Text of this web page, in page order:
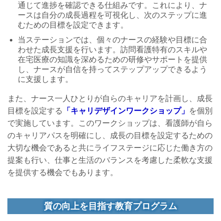
通じて進捗を確認できる仕組みです。これにより、ナ
ースは自分の成長過程を可視化し、次のステップに進
むための目標を設定できます。
当ステーションでは、個々のナースの経験や目標に合
わせた成長支援を行います。訪問看護特有のスキルや
在宅医療の知識を深めるための研修やサポートを提供
し、ナースが自信を持ってステップアップできるよう
に支援します。
また、ナース一人ひとりが自らのキャリアを計画し、成長
目標を設定する
「キャリデザインワークショップ」 を個別
で実施しています。このワークショップは、看護師が自ら
のキャリアパスを明確にし、成長の目標を設定するための
大切な機会であると共にライフステージに応じた働き方の
提案も行い、仕事と生活のバランスを考慮した柔軟な支援
を提供する機会でもあります。
質の向上を目指す教育プログラム